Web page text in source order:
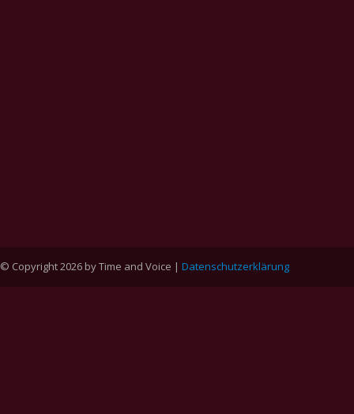
© Copyright 2026 by Time and Voice | Datenschutzerklärung